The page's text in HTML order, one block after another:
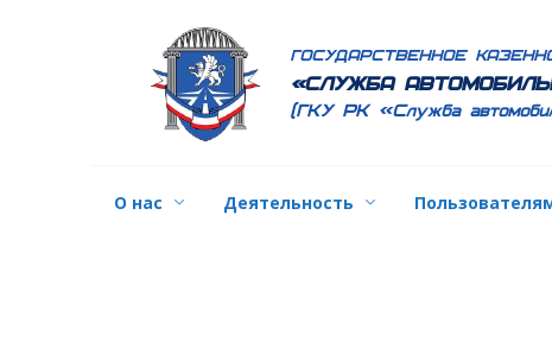
ГОСУДАРСТВЕННОЕ
«СЛУЖБА
(ГКУ РК «Служба
О нас Деятельность